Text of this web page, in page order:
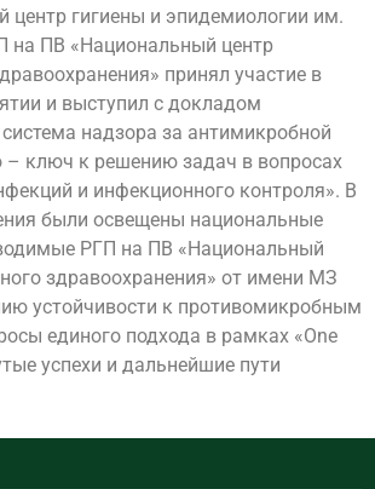
центр гигиены и эпидемиологии им.
на ПВ «Национальный центр
принял участие в
и выступил с докладом
надзора за антимикробной
– ключ к решению задач в вопросах
и инфекционного контроля». В
были освещены национальные
РГП на ПВ «Национальный
здравоохранения» от имени МЗ
устойчивости к противомикробным
единого подхода в рамках «One
успехи и дальнейшие пути